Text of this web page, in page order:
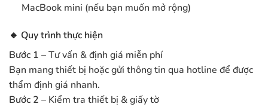
MacBook mini (nếu bạn muốn mở rộng)
🔹 Quy trình thực hiện
Bước 1 – Tư vấn & định giá miễn phí
Bạn mang thiết bị hoặc gửi thông tin qua hotline để được
thẩm định giá nhanh.
Bước 2 – Kiểm tra thiết bị & giấy tờ